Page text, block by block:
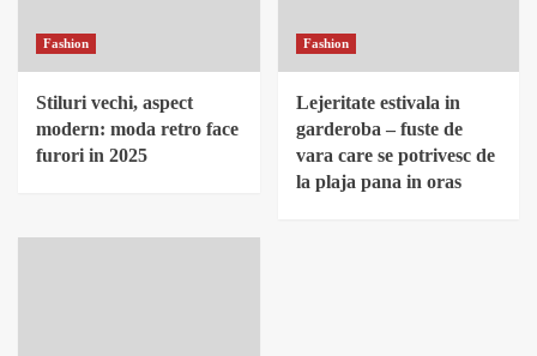
Fashion
Stiluri vechi, aspect
modern: moda retro face
furori in 2025
Fashion
Lejeritate estivala in
garderoba – fuste de
vara care se potrivesc de
la plaja pana in oras